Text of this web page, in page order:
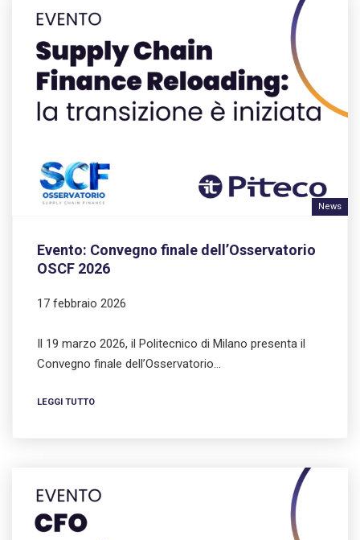
News
Evento: Convegno finale dell’Osservatorio
OSCF 2026
17 febbraio 2026
Il 19 marzo 2026, il Politecnico di Milano presenta il
Convegno finale dell’Osservatorio…
LEGGI TUTTO